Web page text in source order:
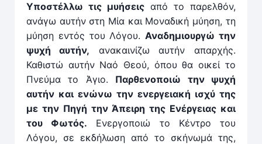
Υποστέλλω τις μυήσειςαπό το παρελθόν,
ανάγω αυτήν στη Μία και Μοναδική μύηση, τη
μύηση εν­τός του Λόγου.Αναδημιουργώ την
ψυχή αυτήν, ανακαινίζω αυτήν απαρχής.
Καθιστώ αυτήν Ναό Θεού, όπου θα οικεί το
Πνεύμα το Άγιο. Παρθενοποιώ την ψυχή
αυτήν και ενώνω την ενεργειακή ισχύ της
με την Πηγή την Άπειρη της Ενέργειας και
του Φωτός. Ενεργοποιώ το Κέν­τρο του
Λόγου, σε εκδήλωση από το σκήνωμά της,